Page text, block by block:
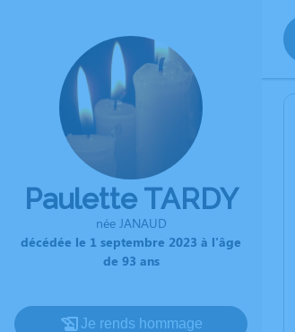
Paulette TARDY
née JANAUD
décédée le 1 septembre 2023 à l'âge
de 93 ans
Je rends hommage